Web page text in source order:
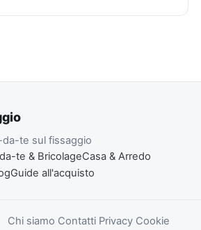
te sul fissaggio
te & BricolageCasa & Arredo
Guide all'acquisto
Chi siamo Contatti Privacy Cookie